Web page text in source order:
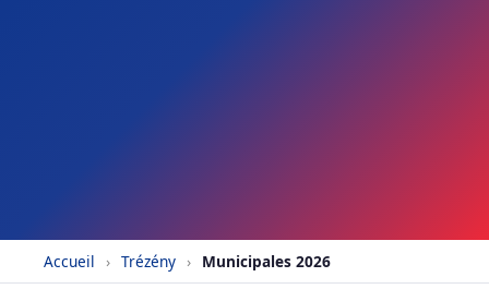
Accueil › Trézény › Municipales 2026